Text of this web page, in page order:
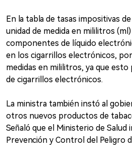
En la tabla de tasas impositivas
unidad de medida en mililitros
componentes de líquido
en los cigarrillos electrónicos,
medidas en mililitros, ya que
de cigarrillos electrónicos.
La ministra también instó al
otros nuevos productos de
Señaló que el Ministerio de
Prevención y Control del Peligro